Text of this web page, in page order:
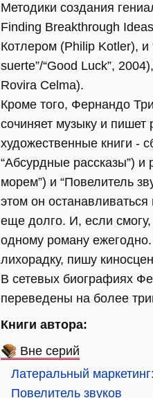
Методики создания
Finding Breakthrough
Котлером (Philip Kotler), и
suerte”/“Good Luck”,
Rovira Celma).
Кроме того, Фернандо
сочиняет музыку и
художественные книги -
“Абсурдные рассказы”)
морем”) и “Повелитель
этом он
еще долго. И, если
одному роману
лихорадку, пишу
В сетевых биографиях
переведены на более
Книги автора:
Вне серий
Латеральный
Повелитель звуков